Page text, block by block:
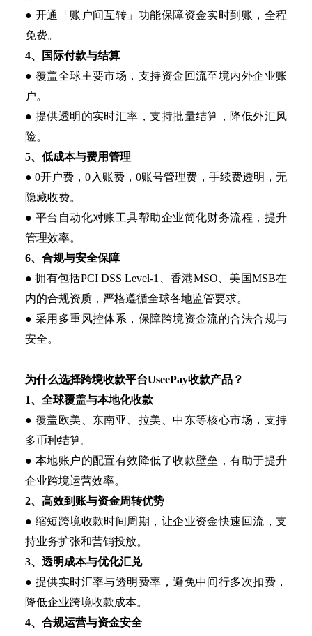
● 开通「账户间互转」功能保障资金实时到账，全程
免费。
4、国际付款与结算
● 覆盖全球主要市场，支持资金回流至境内外企业账
户。
● 提供透明的实时汇率，支持批量结算，降低外汇风
险。
5、低成本与费用管理
● 0开户费，0入账费，0账号管理费，手续费透明，无
隐藏收费。
● 平台自动化对账工具帮助企业简化财务流程，提升
管理效率。
6、合规与安全保障
● 拥有包括PCI DSS Level-1、香港MSO、美国MSB在
内的合规资质，严格遵循全球各地监管要求。
● 采用多重风控体系，保障跨境资金流的合法合规与
安全。
为什么选择跨境收款平台UseePay收款产品？
1、全球覆盖与本地化收款
● 覆盖欧美、东南亚、拉美、中东等核心市场，支持
多币种结算。
● 本地账户的配置有效降低了收款壁垒，有助于提升
企业跨境运营效率。
2、高效到账与资金周转优势
● 缩短跨境收款时间周期，让企业资金快速回流，支
持业务扩张和营销投放。
3、透明成本与优化汇兑
● 提供实时汇率与透明费率，避免中间行多次扣费，
降低企业跨境收款成本。
4、合规运营与资金安全